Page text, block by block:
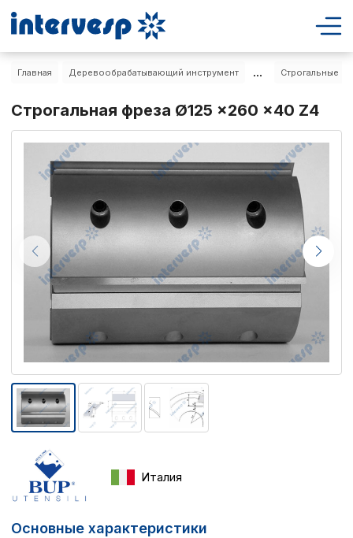
Главная Деревообрабатывающий инструмент ... Строгальные
Строгальная фреза Ø125 x260 x40 Z4
Италия
Основные характеристики